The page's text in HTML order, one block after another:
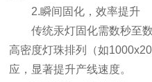
2.瞬间固化，效率提升
传统汞灯固化需数秒至数
高密度灯珠排列（如
应，显著提升产线速度。